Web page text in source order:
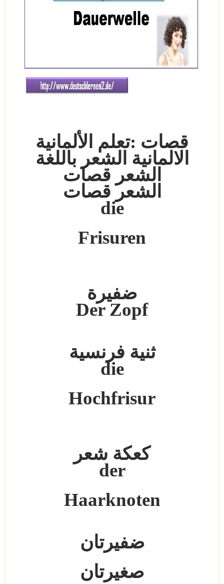
تعلم الألمانية: قصات
الشعر باللغة الالمانية
قصات الشعر
قصات الشعر
die
Frisuren
ضفيرة
Der Zopf
ثنية فرنسية
die
Hochfrisur
كعكة شعر
der
Haarknoten
ضفيرتان
صغيرتان